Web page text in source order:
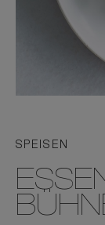
SPEISEN